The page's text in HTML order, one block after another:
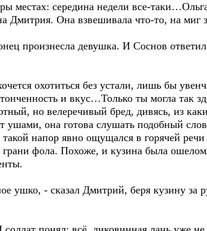
местах: середина недели все-
Дмитрия. Она взвешивала что-то, на
произнесла девушка. И Соснов
охотиться без устали, лишь бы
и вкус…Только ты могла так
но велеречивый бред, дивясь, из
она готова слушать подобный
напор явно ощущался в горячей
фола. Похоже, и кузина была
ушко, - сказал Дмитрий, беря кузину за